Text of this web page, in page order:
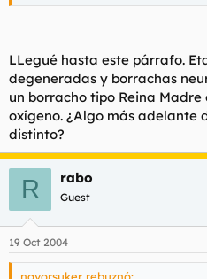
LLegué hasta este párrafo.
degeneradas y borrachas
un borracho tipo Reina
oxígeno. ¿Algo más adelante
distinto?
R rabo
Guest
19 Oct 2004